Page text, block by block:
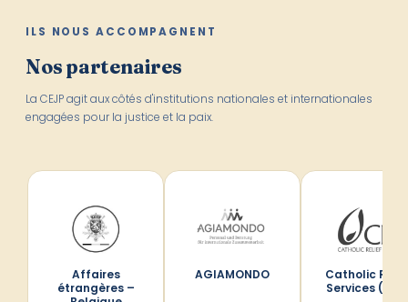
ILS NOUS ACCOMPAGNENT
Nos partenaires
La CEJP agit aux côtés d'institutions nationales et internationales
engagées pour la justice et la paix.
Affaires
étrangères –
AGIAMONDO
Catholic
Services